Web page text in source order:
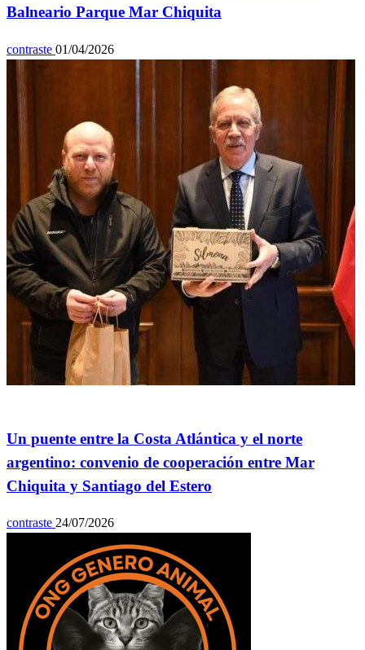
Balneario Parque Mar Chiquita
contraste 01/04/2026
Un puente entre la Costa Atlántica y el norte
argentino: convenio de cooperación entre Mar
Chiquita y Santiago del Estero
contraste 24/07/2026